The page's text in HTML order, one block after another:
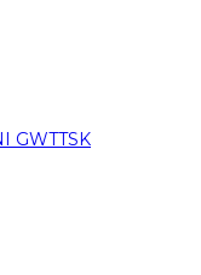
GWTTSK